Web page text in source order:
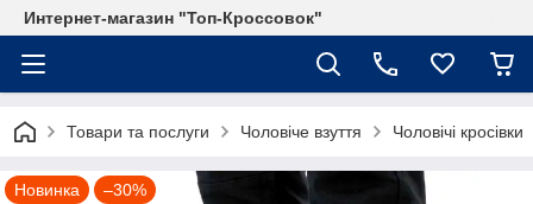
Интернет-магазин "Топ-Кроссовок"
Товари та послуги Чоловіче взуття Чоловічі кросівки
Новинка –30%